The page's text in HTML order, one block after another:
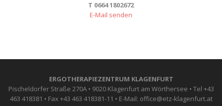
T 0664 1802672
E-Mail senden
ERGOTHERAPIEZENTRUM KLAGENFURT
Pischeldorfer Straße 270A • 9020 Klagenfurt am Wörthersee • Tel +43
463 418381 • Fax +43 463 418381-11 • E-Mail: office@etz-klagenfurt.at